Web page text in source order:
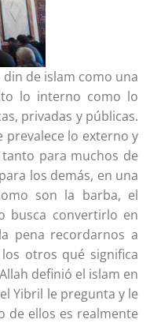
de islam como una
lo interno como lo
privadas y públicas.
prevalece lo externo y
para muchos de
los demás, en una
son la barba, el
busca convertirlo en
pena recordarnos a
otros qué significa
definió el islam en
Yibril le pregunta y le
de ellos es realmente